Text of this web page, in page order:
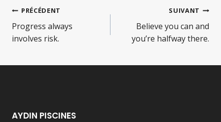
Navigation
de
l’article
PRÉCÉDENT
Progress always
involves risk.
SUIVANT
Believe you can and
you’re halfway there.
AYDIN PISCINES